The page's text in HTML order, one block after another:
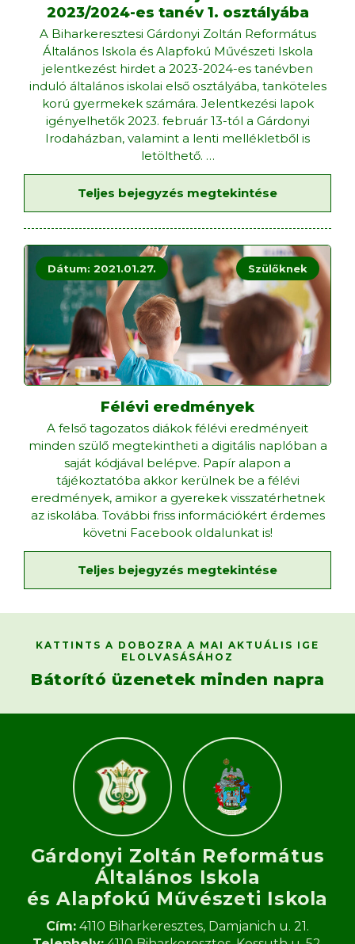
2023/2024-es tanév 1. osztályába
A Biharkeresztesi Gárdonyi Zoltán Református
Általános Iskola és Alapfokú Művészeti Iskola
jelentkezést hirdet a 2023-2024-es tanévben
induló általános iskolai első osztályába, tanköteles
korú gyermekek számára. Jelentkezési lapok
igényelhetők 2023. február 13-tól a Gárdonyi
Irodaházban, valamint a lenti mellékletből is
letölthető. …
Teljes bejegyzés megtekintése
Dátum: 2021.01.27. Szülőknek
Félévi eredmények
A felső tagozatos diákok félévi eredményeit
minden szülő megtekintheti a digitális naplóban a
saját kódjával belépve. Papír alapon a
tájékoztatóba akkor kerülnek be a félévi
eredmények, amikor a gyerekek visszatérhetnek
az iskolába. További friss információkért érdemes
követni Facebook oldalunkat is!
Teljes bejegyzés megtekintése
KATTINTS A DOBOZRA A MAI AKTUÁLIS IGE
ELOLVASÁSÁHOZ
Bátorító üzenetek minden napra
Gárdonyi Zoltán Református
Általános Iskola
és Alapfokú Művészeti Iskola​
Cím: 4110 Biharkeresztes, Damjanich u. 21.